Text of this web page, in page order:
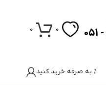
0
0
% به صرفه خرید کنید